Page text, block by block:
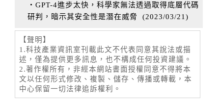
‧GPT-4進步太快，科學家無法透過取得底層代碼
研判，暗示其安全性是潛在威脅
(2023/03/21 )
【聲明】
1.科技產業資訊室刊載此文不代表同意其說法或描
述，僅為提供更多訊息，也不構成任何投資建議。
2.著作權所有，非經本網站書面授權同意不得將本
文以任何形式修改、複製、儲存、傳播或轉載，本
中心保留一切法律追訴權利。